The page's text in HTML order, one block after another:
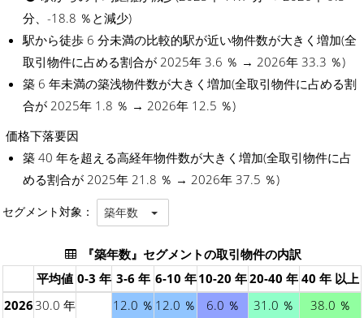
分、-18.8 ％と減少)
駅から徒歩 6 分未満の比較的駅が近い物件数が大きく増加(全
取引物件に占める割合が 2025年 3.6 ％ → 2026年 33.3 ％)
築 6 年未満の築浅物件数が大きく増加(全取引物件に占める割
合が 2025年 1.8 ％ → 2026年 12.5 ％)
価格下落要因
築 40 年を超える高経年物件数が大きく増加(全取引物件に占
める割合が 2025年 21.8 ％ → 2026年 37.5 ％)
セグメント対象： 築年数
『築年数』セグメントの取引物件の内訳
平均値 0-3 年 3-6 年 6-10 年10-20 年20-40 年 40 年 以上
202630.0 年 12.0 ％ 12.0 ％ 6.0 ％ 31.0 ％ 38.0 ％